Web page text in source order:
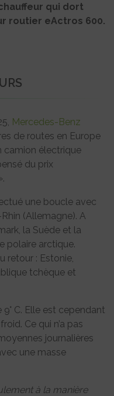
qui dort
routier eActros 600.
Mercedes-Benz
de routes en Europe
camion électrique
du prix
une boucle avec
(Allemagne). A
la Suède et la
polaire arctique.
retour : Estonie,
tchèque et
C. Elle est cependant
Ce qui n’a pas
journalières
une masse
à la manière